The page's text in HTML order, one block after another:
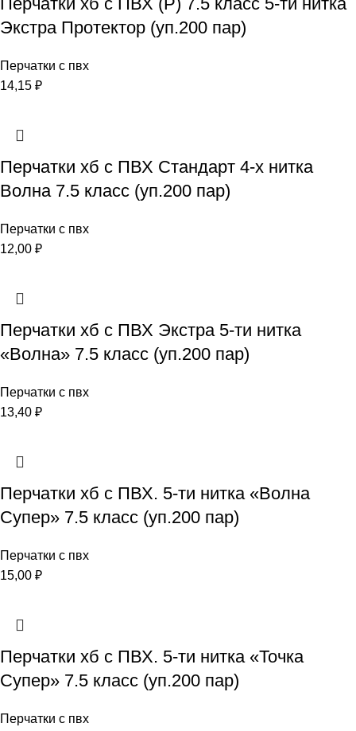
Экстра Протектор (уп.200 пар)
Перчатки с пвх
14,15 ₽
Перчатки хб с ПВХ Стандарт 4-х нитка
Волна 7.5 класс (уп.200 пар)
Перчатки с пвх
12,00 ₽
Перчатки хб с ПВХ Экстра 5-ти нитка
«Волна» 7.5 класс (уп.200 пар)
Перчатки с пвх
13,40 ₽
Перчатки хб с ПВХ. 5-ти нитка «Волна
Супер» 7.5 класс (уп.200 пар)
Перчатки с пвх
15,00 ₽
Перчатки хб с ПВХ. 5-ти нитка «Точка
Супер» 7.5 класс (уп.200 пар)
Перчатки с пвх